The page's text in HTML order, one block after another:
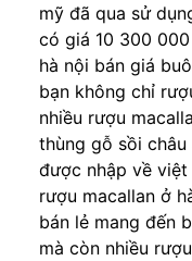
mỹ đã qua sử
có giá 10 300
hà nội bán giá
bạn không chỉ
nhiều rượu
thùng gỗ sồi
được nhập về việt
rượu macallan ở
bán lẻ mang đến
mà còn nhiều